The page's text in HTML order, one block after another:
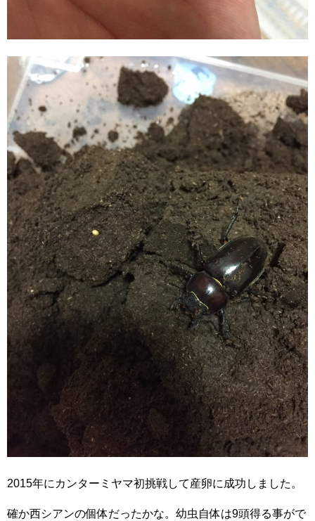
2015年にカンターミヤマ初挑戦して産卵に成功しました。
確か西シアンの個体だったかな。幼虫自体は9頭得る事がで